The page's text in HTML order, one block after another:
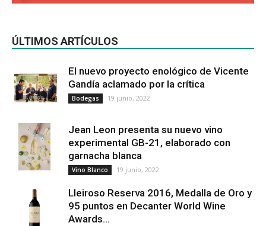
ÚLTIMOS ARTÍCULOS
El nuevo proyecto enológico de Vicente
Gandía aclamado por la crítica
Bodegas 19 junio, 2022
Jean Leon presenta su nuevo vino
experimental GB-21, elaborado con
garnacha blanca
Vino Blanco 19 junio, 2022
Lleiroso Reserva 2016, Medalla de Oro y
95 puntos en Decanter World Wine
Awards...